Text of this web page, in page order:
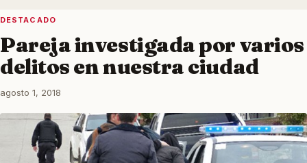
DESTACADO
Pareja investigada por varios
delitos en nuestra ciudad
agosto 1, 2018